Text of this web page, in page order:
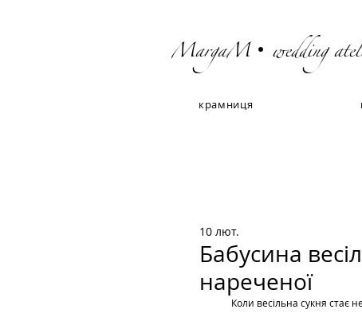
MargaM• wedding
крамниця
Бабусина
нареченої
10 лют.
Коли весільна сукня стає